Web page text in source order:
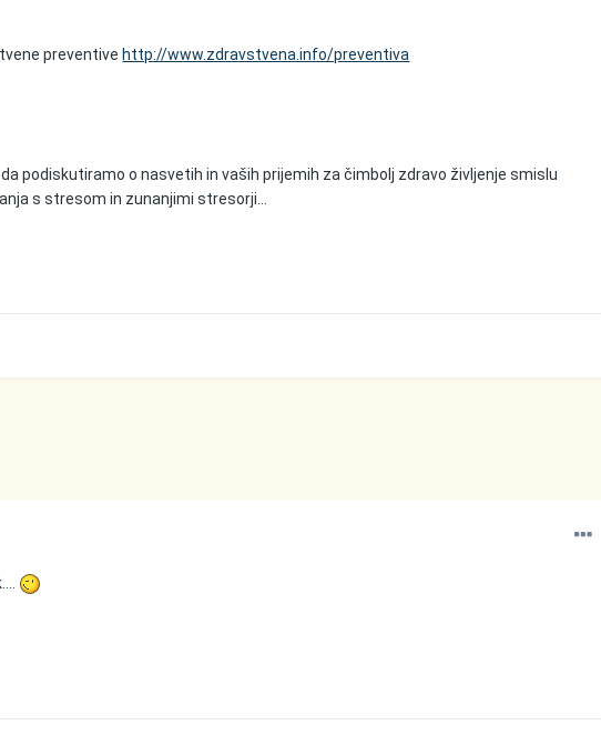
preventive http://www.zdravstvena.info/preventiva
podiskutiramo o nasvetih in vaših prijemih za čimbolj zdravo življenje smislu
s stresom in zunanjimi stresorji...